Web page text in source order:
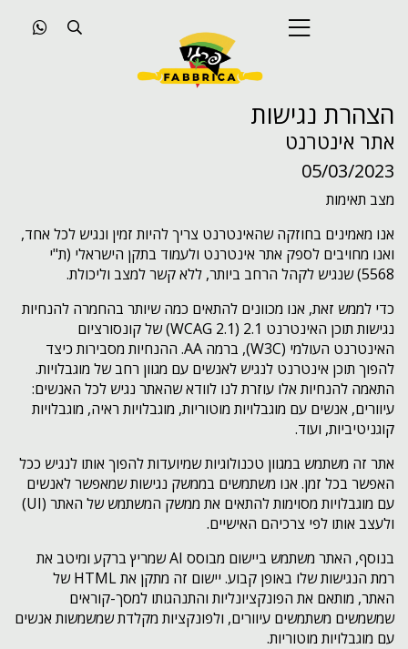
הצהרת נגישות
אתר אינטרנט
05/03/2023
מצב תאימות
אנו מאמינים בחוזקה שהאינטרנט צריך להיות זמין ונגיש לכל אחד,
ואנו מחויבים לספק אתר אינטרנט ולעמוד בתקן הישראלי (ת"י
5568) שנגיש לקהל הרחב ביותר, ללא קשר למצב וליכולת.
כדי לממש זאת, אנו מכוונים להתאים כמה שיותר בהחמרה להנחיות
נגישות תוכן האינטרנט 2.1 (WCAG 2.1) של קונסורציום
האינטרנט העולמי (W3C), ברמה AA. ההנחיות מסבירות כיצד
להפוך תוכן אינטרנט לנגיש לאנשים עם מגוון רחב של מוגבלויות.
התאמה להנחיות אלו עוזרת לנו לוודא שהאתר נגיש לכל האנשים:
עיוורים, אנשים עם מוגבלויות מוטוריות, מוגבלויות ראיה, מוגבלויות
קוגניטיביות, ועוד.
אתר זה משתמש במגוון טכנולוגיות שמיועדות להפוך אותו לנגיש ככל
האפשר בכל זמן. אנו משתמשים בממשק נגישות שמאפשר לאנשים
עם מוגבלויות מסוימות להתאים את ממשק המשתמש של האתר (UI)
ולעצב אותו לפי צרכיהם האישיים.
בנוסף, האתר משתמש ביישום מבוסס AI שמריץ ברקע ומיטב את
רמת הנגישות שלו באופן קבוע. יישום זה מתקן את HTML של
האתר, מותאם את הפונקציונליות והתנהגותו למסך-קוראים
שמשמשים משתמשים עיוורים, ולפונקציות מקלדת שמשמשות אנשים
עם מוגבלויות מוטוריות.